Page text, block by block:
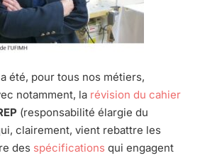
a été, pour tous nos métiers,
notamment, la révision du cahier
(responsabilité élargie du
clairement, vient rebattre les
des spécifications qui engagent